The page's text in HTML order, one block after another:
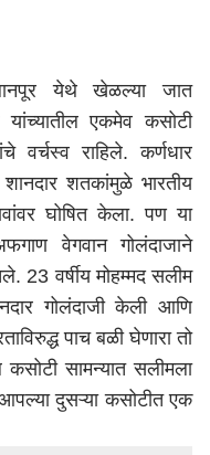
येथे खेळल्या जात
एकमेव कसोटी
वर्चस्व राहिले. कर्णधार
शतकांमुळे भारतीय
घोषित केला. पण या
वेगवान गोलंदाजाने
23 वर्षीय मोहम्मद सलीम
गोलंदाजी केली आणि
पाच बळी घेणारा तो
सामन्यात सलीमला
दुसऱ्या कसोटीत एक